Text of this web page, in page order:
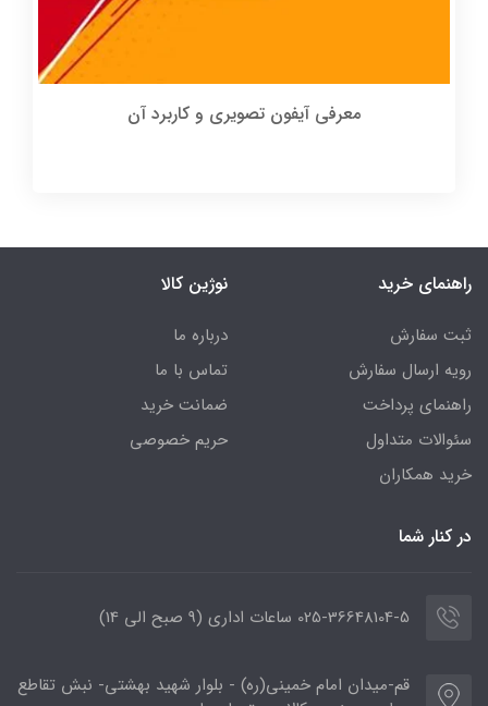
معرفی آیفون تصویری و کاربرد آن
راهنمای خرید
ثبت سفارش
رویه ارسال سفارش
راهنمای پرداخت
سئوالات متداول
خرید همکاران
نوژین کالا
درباره ما
تماس با ما
ضمانت خرید
حریم خصوصی
در کنار شما
025-36648104-5 ساعات اداری (9 صبح الی 14)
قم-میدان امام خمینی(ره) - بلوار شهید بهشتی- نبش تقاطع